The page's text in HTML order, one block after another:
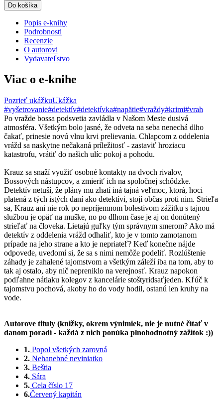
Do košíka
Popis e-knihy
Podrobnosti
Recenzie
O autorovi
Vydavateľstvo
Viac o e-knihe
Pozrieť ukážkuUkážka
#vyšetrovanie#detektív#detektívka#napätie#vraždy#krimi#vrah
Po vražde bossa podsvetia zavládla v Našom Meste dusivá
atmosféra. Všetkým bolo jasné, že odveta na seba nenechá dlho
čakať, prinesie novú vlnu krvi prelievania. Chlapcom z oddelenia
vrážd sa naskytne nečakaná príležitosť - zastaviť hroziacu
katastrofu, vrátiť do našich ulíc pokoj a pohodu.
Krauz sa snaží využiť osobné kontakty na dvoch rivalov,
Bossových nástupcov, a zmieriť ich na spoločnej schôdzke.
Detektív netuší, že plány mu zhatí iná tajná veľmoc, ktorá, hoci
platená z tých istých daní ako detektívi, stojí občas proti nim. Strieľa
sa, Krauz ani nie rok po nepríjemnom bolestivom zážitku s tajnou
službou je opäť na muške, no po dlhom čase je aj on donútený
strieľať na človeka. Lietajú guľky tým správnym smerom? Ako má
detektív z oddelenia vrážd odhaliť, kto je v tomto zamotanom
prípade na jeho strane a kto je nepriateľ? Keď konečne nájde
odpovede, uvedomí si, že sa s nimi nemôže podeliť. Rozlúštenie
záhady je zahalené tajomstvom a všetkým záleží iba na tom, aby to
tak aj ostalo, aby nič nepreniklo na verejnosť. Krauz napokon
podľahne nátlaku kolegov z kancelárie stoštyridsaťjeden. Kľúč k
tajomstvu pochová, akoby ho do vody hodil, ostanú len kruhy na
vode.
Autorove tituly (knižky, okrem výnimiek, nie je nutné čítať v
danom poradí - každá z nich ponúka plnohodnotný zážitok :))
1. Popol všetkých zarovná
2. Nehanebné neviniatko
3. Beštia
4. Sára
5. Cela číslo 17
6.Červený kapitán